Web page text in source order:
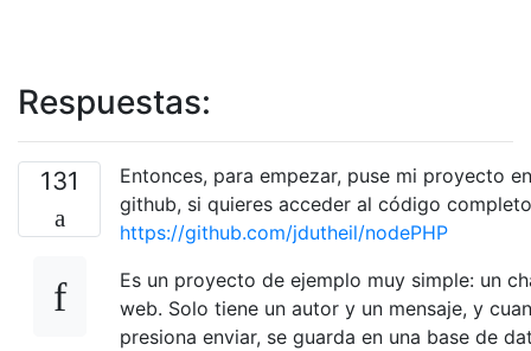
Respuestas:
131
Entonces, para empezar, puse mi proyecto en
github, si quieres acceder al código
https://github.com/jdutheil/nodePHP
Es un proyecto de ejemplo muy simple: un
web. Solo tiene un autor y un mensaje, y
presiona enviar, se guarda en una base de